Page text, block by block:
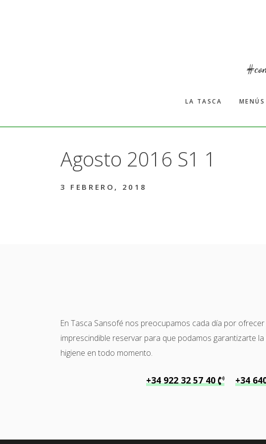
LA TASCA MENÚS
Agosto 2016 S1 1
3 FEBRERO, 2018
En Tasca Sansofé nos preocupamos cada día por
imprescindible reservar para que podamos garantizarte
higiene en todo momento.
+34 922 32 57 40 +34